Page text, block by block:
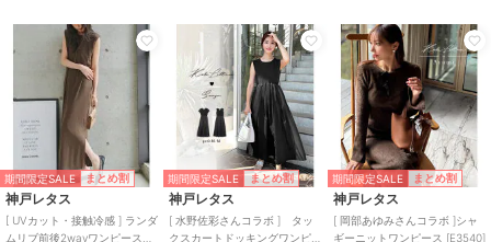
二次会
ワンピース
ニット素材
/ポリエステル素材/
無地
/ロング・マキシ丈
半袖
ライフスタイル /
タイトスカー
ト/フレアスカート/ロング・
マキシ丈/パーティー・結婚式・
二次会
期間限定SALE まとめ割
神戸レタス
[ UVカット・接触冷感 ] ランダ
ムリブ前後2wayワンピース
期間限定SALE まとめ割
神戸レタス
[ 水野佐彩さんコラボ ] タッ
クスカートドッキングワンピ
期間限定SALE まとめ割
神戸レタス
[ 岡部あゆみさんコラボ ]シャ
ギーニットワンピース [E3540]